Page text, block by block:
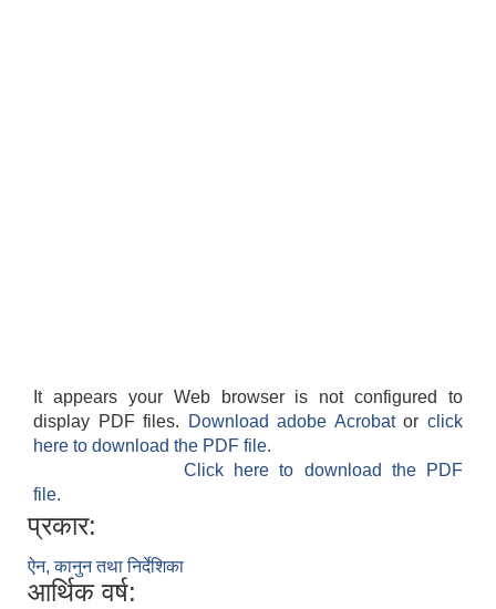
It appears your Web browser is not configured to
display PDF files.
Download adobe Acrobatorclick
here to download the PDF file.
Click here to download the PDF
file.
प्रकार:
ऐन, कानुन तथा निर्देशिका
आर्थिक वर्ष: